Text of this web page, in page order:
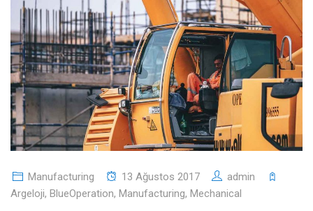
Manufacturing 13 Ağustos 2017
admin
Argeloji, BlueOperation, Manufacturing, Mechanical